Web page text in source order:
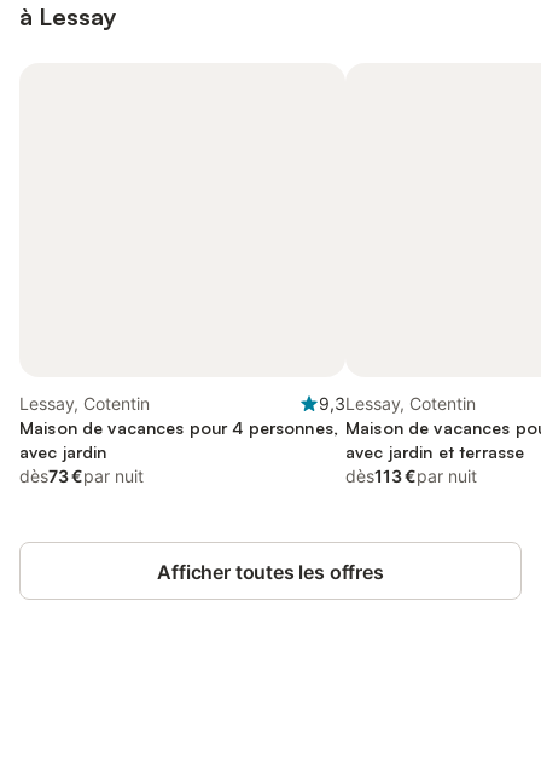
à Lessay
Lessay, Cotentin
9,3
Maison de vacances pour 4 personnes,
avec jardin
dès73 €par nuit
Lessay, Cotentin
Maison de vacances
avec jardin et terrasse
dès113 €par nuit
Afficher toutes les offres